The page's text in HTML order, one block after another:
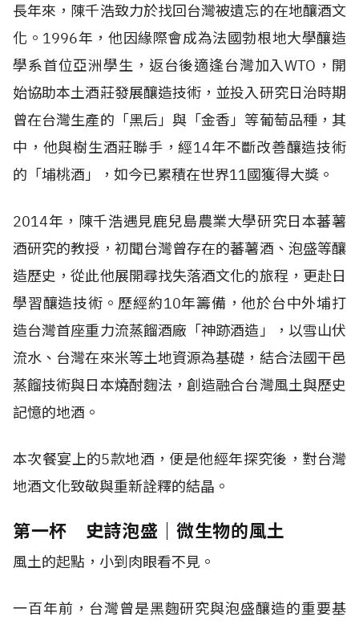
長年來，陳千浩致力於找回台灣被遺忘的在地釀酒文
化。1996年，他因緣際會成為法國勃根地大學釀造
學系首位亞洲學生，返台後適逢台灣加入WTO，開
始協助本土酒莊發展釀造技術，並投入研究日治時期
曾在台灣生產的「黑后」與「金香」等葡萄品種，其
中，他與樹生酒莊聯手，經14年不斷改善釀造技術
的「埔桃酒」，如今已累積在世界11國獲得大獎。
2014年，陳千浩遇見鹿兒島農業大學研究日本蕃薯
酒研究的教授，初聞台灣曾存在的蕃薯酒、泡盛等釀
造歷史，從此他展開尋找失落酒文化的旅程，更赴日
學習釀造技術。歷經約10年籌備，他於台中外埔打
造台灣首座重力流蒸餾酒廠「神跡酒造」，以雪山伏
流水、台灣在來米等土地資源為基礎，結合法國干邑
蒸餾技術與日本燒酎麴法，創造融合台灣風土與歷史
記憶的地酒。
本次餐宴上的5款地酒，便是他經年探究後，對台灣
地酒文化致敬與重新詮釋的結晶。
第一杯 史詩泡盛｜微生物的風土
風土的起點，小到肉眼看不見。
一百年前，台灣曾是黑麴研究與泡盛釀造的重要基